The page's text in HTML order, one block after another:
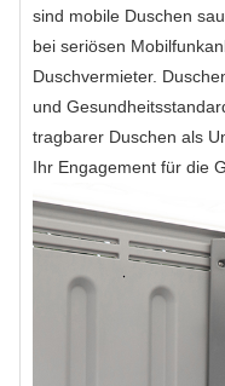
sind mobile Duschen
bei seriösen
Duschvermieter.
und
tragbarer Duschen als
Ihr Engagement für die